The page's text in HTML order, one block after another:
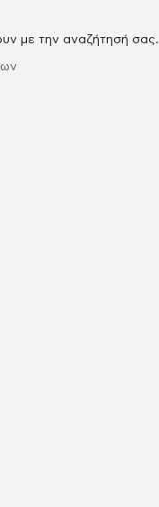
με την αναζήτησή σας.